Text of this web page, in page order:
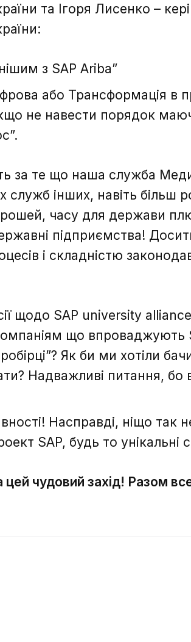
та Ігоря Лисенко –
з SAP Ariba”
або Трансформація в
не навести порядок
за те що наша служба
служб інших, навіть більш
часу для держави
підприємства!
і складністю
щодо SAP university
що
Як би ми хотіли
Надважливі питання,
Насправді, ніщо так
SAP, будь то унікальні
цей чудовий захід! Разом
Зворотній
Зворотній
повідомлення